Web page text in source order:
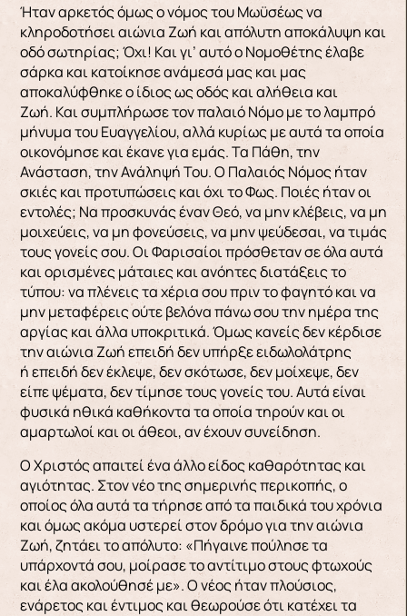
Ήταν αρκετός όμως ο νόμος του Μωϋσέως να
κληροδοτήσει αιώνια Ζωή και απόλυτη αποκάλυψη και
οδό σωτηρίας; Όχι! Και γι’ αυτό ο Νομοθέτης έλαβε
σάρκα και κατοίκησε ανάμεσά μας και μας
αποκαλύφθηκε ο ίδιος ως οδός και αλήθεια και
Ζωή. Και συμπλήρωσε τον παλαιό Νόμο με το λαμπρό
μήνυμα του Ευαγγελίου, αλλά κυρίως με αυτά τα οποία
οικονόμησε και έκανε για εμάς. Τα Πάθη, την
Ανάσταση, την Ανάληψή Του. Ο Παλαιός Νόμος ήταν
σκιές και προτυπώσεις και όχι το Φως. Ποιές ήταν οι
εντολές; Να προσκυνάς έναν Θεό, να μην κλέβεις, να μη
μοιχεύεις, να μη φονεύσεις, να μην ψεύδεσαι, να τιμάς
τους γονείς σου. Οι Φαρισαίοι πρόσθεταν σε όλα αυτά
και ορισμένες μάταιες και ανόητες διατάξεις το
τύπου: να πλένεις τα χέρια σου πριν το φαγητό και να
μην μεταφέρεις ούτε βελόνα πάνω σου την ημέρα της
αργίας και άλλα υποκριτικά. Όμως κανείς δεν κέρδισε
την αιώνια Ζωή επειδή δεν υπήρξε ειδωλολάτρης
ή επειδή δεν έκλεψε, δεν σκότωσε, δεν μοίχεψε, δεν
είπε ψέματα, δεν τίμησε τους γονείς του. Αυτά είναι
φυσικά ηθικά καθήκοντα τα οποία τηρούν και οι
αμαρτωλοί και οι άθεοι, αν έχουν συνείδηση.
Ο Χριστός απαιτεί ένα άλλο είδος καθαρότητας και
αγιότητας. Στον νέο της σημερινής περικοπής, ο
οποίος όλα αυτά τα τήρησε από τα παιδικά του χρόνια
και όμως ακόμα υστερεί στον δρόμο για την αιώνια
Ζωή, ζητάει το απόλυτο: «Πήγαινε πούλησε τα
υπάρχοντά σου, μοίρασε το αντίτιμο στους φτωχούς
και έλα ακολούθησέ με». Ο νέος ήταν πλούσιος,
ενάρετος και έντιμος και θεωρούσε ότι κατέχει τα